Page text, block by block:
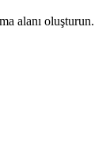
alanı oluşturun.